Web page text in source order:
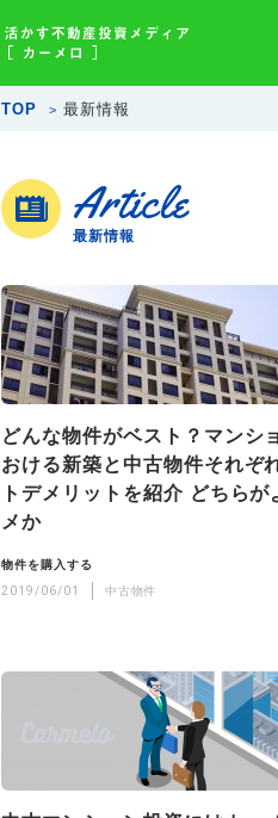
TOP 最新情報
Article
最新情報
どんな物件がベスト？マンシ
おける新築と中古物件それぞ
トデメリットを紹介 どちらが
メか
物件を購入する
2019/06/01
中古物件